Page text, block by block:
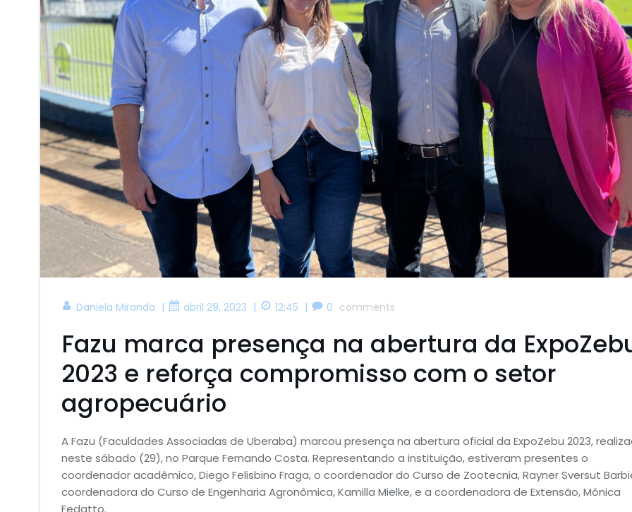
Daniela Miranda | abril 29, 2023 | 12:45 | 0 comments
Fazu marca presença na abertura da
2023 e reforça compromisso com o setor
agropecuário
A Fazu (Faculdades Associadas de Uberaba) marcou presença na abertura oficial da ExpoZebu 2023,
neste sábado (29), no Parque Fernando Costa. Representando a instituição, estiveram presentes o
coordenador acadêmico, Diego Felisbino Fraga, o coordenador do Curso de Zootecnia, Rayner Sversut
coordenadora do Curso de Engenharia Agronômica, Kamilla Mielke, e a coordenadora de Extensão, Mônica
Fedatto.